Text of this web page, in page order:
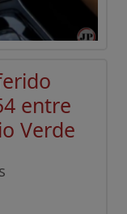
entre
Verde